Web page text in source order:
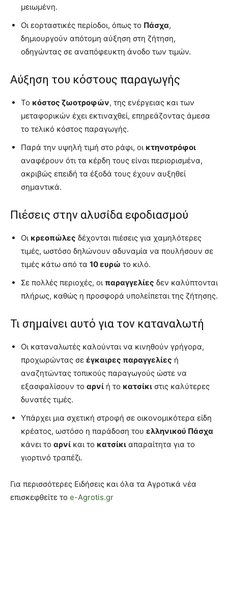
μειωμένη.
Οι εορταστικές περίοδοι, όπως το Πάσχα,
δημιουργούν απότομη αύξηση στη ζήτηση,
οδηγώντας σε αναπόφευκτη άνοδο των τιμών.
Αύξηση του κόστους παραγωγής
Το κόστος ζωοτροφών, της ενέργειας και των
μεταφορικών έχει εκτιναχθεί, επηρεάζοντας άμεσα
το τελικό κόστος παραγωγής.
Παρά την υψηλή τιμή στο ράφι, οι κτηνοτρόφοι
αναφέρουν ότι τα κέρδη τους είναι περιορισμένα,
ακριβώς επειδή τα έξοδά τους έχουν αυξηθεί
σημαντικά.
Πιέσεις στην αλυσίδα εφοδιασμού
Οι κρεοπώλες δέχονται πιέσεις για χαμηλότερες
τιμές, ωστόσο δηλώνουν αδυναμία να πουλήσουν σε
τιμές κάτω από τα 10 ευρώ το κιλό.
Σε πολλές περιοχές, οι παραγγελίες δεν καλύπτονται
πλήρως, καθώς η προσφορά υπολείπεται της ζήτησης.
Τι σημαίνει αυτό για τον καταναλωτή
Οι καταναλωτές καλούνται να κινηθούν γρήγορα,
προχωρώντας σε έγκαιρες παραγγελίες ή
αναζητώντας τοπικούς παραγωγούς ώστε να
εξασφαλίσουν το αρνί ή το κατσίκι στις καλύτερες
δυνατές τιμές.
Υπάρχει μια σχετική στροφή σε οικονομικότερα είδη
κρέατος, ωστόσο η παράδοση του ελληνικού Πάσχα
κάνει το αρνί και το κατσίκι απαραίτητα για το
γιορτινό τραπέζι.
Για περισσότερες Ειδήσεις και όλα τα Αγροτικά νέα
επισκεφθείτε το e-Agrotis.gr